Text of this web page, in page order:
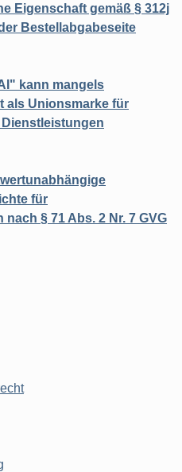
Eigenschaft gemäß § 312j
Bestellabgabeseite
kann mangels
als Unionsmarke für
für
§ 71 Abs. 2 Nr. 7 GVG